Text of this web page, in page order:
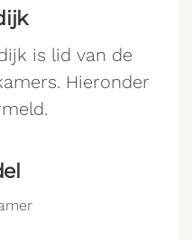
is lid van de
Hieronder